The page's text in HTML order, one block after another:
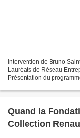
Intervention de Bruno
Lauréats de Réseau
Présentation du
Quand la
Collection